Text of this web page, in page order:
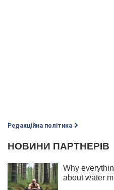
Редакційна політика